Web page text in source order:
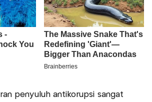
penyuluh antikorupsi sangat